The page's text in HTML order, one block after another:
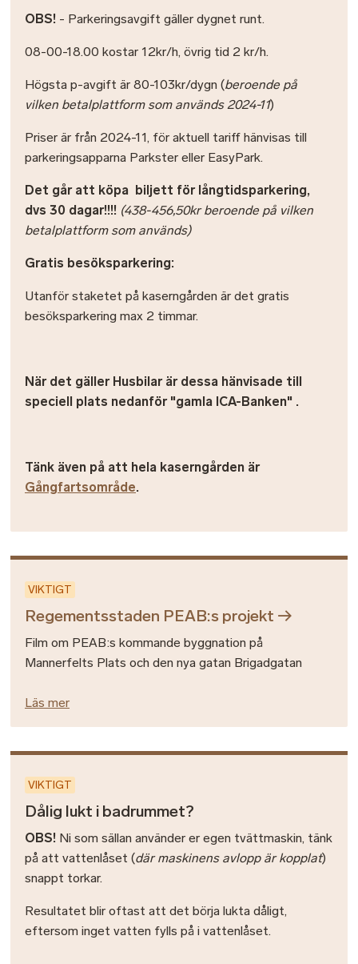
OBS! - Parkeringsavgift gäller dygnet runt.
08-00-18.00 kostar 12kr/h, övrig tid 2 kr/h.
Högsta p-avgift är 80-103kr/dygn (beroende på
vilken betalplattform som används 2024-11)
Priser är från 2024-11, för aktuell tariff hänvisas till
parkeringsapparna Parkster eller EasyPark.
Det går att köpa biljett för långtidsparkering,
dvs 30 dagar!!!! (438-456,50kr beroende på vilken
betalplattform som används)
Gratis besöksparkering:
Utanför staketet på kaserngården är det gratis
besöksparkering max 2 timmar.
När det gäller Husbilar är dessa hänvisade till
speciell plats nedanför "gamla ICA-Banken" .
Tänk även på att hela kaserngården är
Gångfartsområde.
VIKTIGT
Regementsstaden PEAB:s projekt
Film om PEAB:s kommande byggnation på
Mannerfelts Plats och den nya gatan Brigadgatan
Läs mer
VIKTIGT
Dålig lukt i badrummet?
OBS! Ni som sällan använder er egen tvättmaskin, tänk
på att vattenlåset (där maskinens avlopp är kopplat)
snappt torkar.
Resultatet blir oftast att det börja lukta dåligt,
eftersom inget vatten fylls på i vattenlåset.